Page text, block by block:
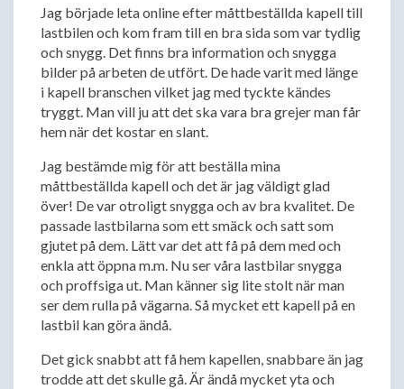
Jag började leta online efter måttbeställda kapell till
lastbilen och kom fram till en bra sida som var tydlig
och snygg. Det finns bra information och snygga
bilder på arbeten de utfört. De hade varit med länge
i kapell branschen vilket jag med tyckte kändes
tryggt. Man vill ju att det ska vara bra grejer man får
hem när det kostar en slant.
Jag bestämde mig för att beställa mina
måttbeställda kapell och det är jag väldigt glad
över! De var otroligt snygga och av bra kvalitet. De
passade lastbilarna som ett smäck och satt som
gjutet på dem. Lätt var det att få på dem med och
enkla att öppna m.m. Nu ser våra lastbilar snygga
och proffsiga ut. Man känner sig lite stolt när man
ser dem rulla på vägarna. Så mycket ett kapell på en
lastbil kan göra ändå.
Det gick snabbt att få hem kapellen, snabbare än jag
trodde att det skulle gå. Är ändå mycket yta och